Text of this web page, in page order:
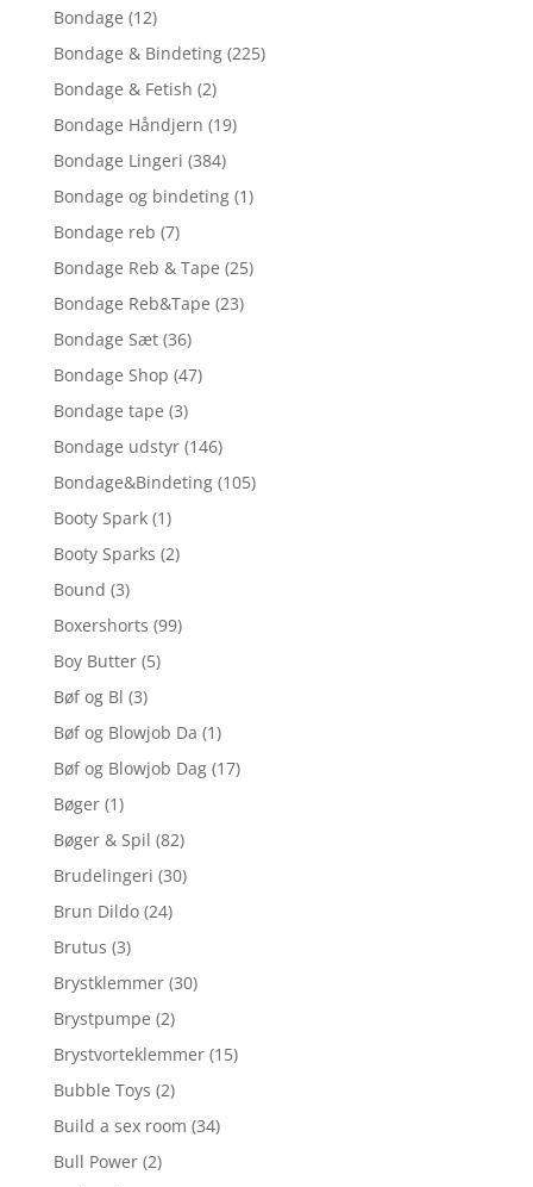
Bondage (12)
Bondage & Bindeting (225)
Bondage & Fetish (2)
Bondage Håndjern (19)
Bondage Lingeri (384)
Bondage og bindeting (1)
Bondage reb (7)
Bondage Reb & Tape (25)
Bondage Reb&Tape (23)
Bondage Sæt (36)
Bondage Shop (47)
Bondage tape (3)
Bondage udstyr (146)
Bondage&Bindeting (105)
Booty Spark (1)
Booty Sparks (2)
Bound (3)
Boxershorts (99)
Boy Butter (5)
Bøf og Bl (3)
Bøf og Blowjob Da (1)
Bøf og Blowjob Dag (17)
Bøger (1)
Bøger & Spil (82)
Brudelingeri (30)
Brun Dildo (24)
Brutus (3)
Brystklemmer (30)
Brystpumpe (2)
Brystvorteklemmer (15)
Bubble Toys (2)
Build a sex room (34)
Bull Power (2)